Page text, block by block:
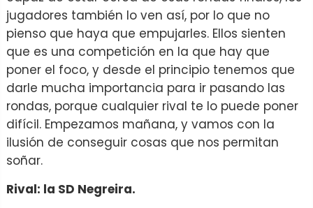
jugadores también lo ven así, por lo que no
pienso que haya que empujarles. Ellos sienten
que es una competición en la que hay que
poner el foco, y desde el principio tenemos que
darle mucha importancia para ir pasando las
rondas, porque cualquier rival te lo puede poner
difícil. Empezamos mañana, y vamos con la
ilusión de conseguir cosas que nos permitan
soñar.
Rival: la SD Negreira.